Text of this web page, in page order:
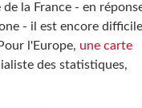
la France - en
- il est encore difficile
l'Europe, une carte
des statistiques,